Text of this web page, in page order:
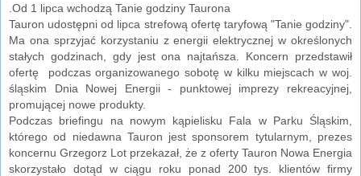
.Od 1 lipca wchodzą Tanie godziny Taurona
Tauron udostępni od lipca strefową ofertę taryfową "Tanie godziny".
Ma ona sprzyjać korzystaniu z energii elektrycznej w określonych
stałych godzinach, gdy jest ona najtańsza. Koncern przedstawił
ofertę podczas organizowanego sobotę w kilku miejscach w woj.
śląskim Dnia Nowej Energii - punktowej imprezy rekreacyjnej,
promującej nowe produkty.
Podczas briefingu na nowym kąpielisku Fala w Parku Śląskim,
którego od niedawna Tauron jest sponsorem tytularnym, prezes
koncernu Grzegorz Lot przekazał, że z oferty Tauron Nowa Energia
skorzystało dotąd w ciągu roku ponad 200 tys. klientów firmy